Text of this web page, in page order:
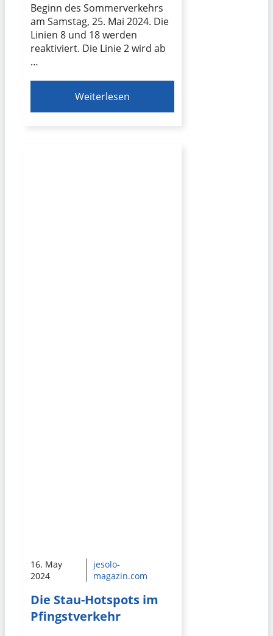
Beginn des Sommerverkehrs
am Samstag, 25. Mai 2024. Die
Linien 8 und 18 werden
reaktiviert. Die Linie 2 wird ab
…
Weiterlesen
16. May
2024
jesolo-
magazin.com
Die Stau-Hotspots im
Pfingstverkehr